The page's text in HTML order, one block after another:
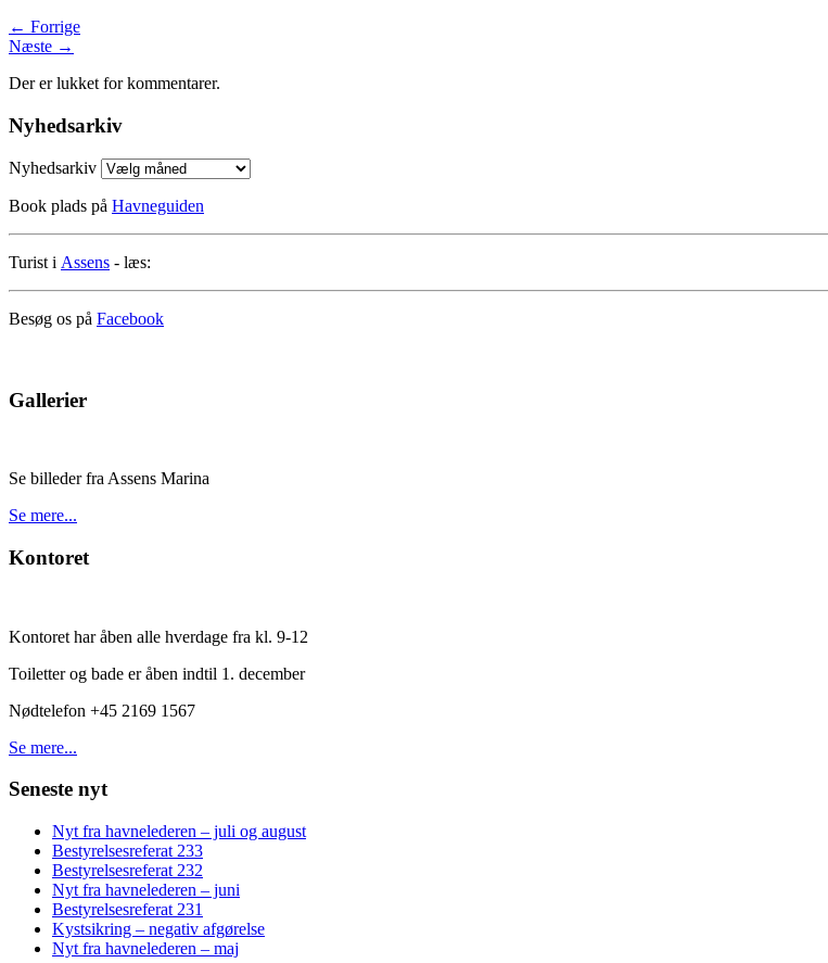
← Forrige
Næste →
Der er lukket for kommentarer.
Nyhedsarkiv
Nyhedsarkiv
Book plads på Havneguiden
Turist i Assens - læs:
Besøg os på Facebook
Gallerier
Se billeder fra Assens Marina
Se mere...
Kontoret
Kontoret har åben alle hverdage fra kl. 9-12
Toiletter og bade er åben indtil 1. december
Nødtelefon +45 2169 1567
Se mere...
Seneste nyt
Nyt fra havnelederen – juli og august
Bestyrelsesreferat 233
Bestyrelsesreferat 232
Nyt fra havnelederen – juni
Bestyrelsesreferat 231
Kystsikring – negativ afgørelse
Nyt fra havnelederen – maj